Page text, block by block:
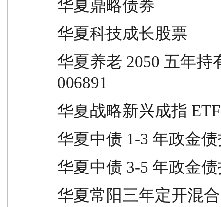
华夏鼎略债券
华夏科技成长股票
华夏养老 2050 五年持
006891
华夏战略新兴成指 ETF
华夏中债 1-3 年政金债
华夏中债 3-5 年政金债
华夏常阳三年定开混合